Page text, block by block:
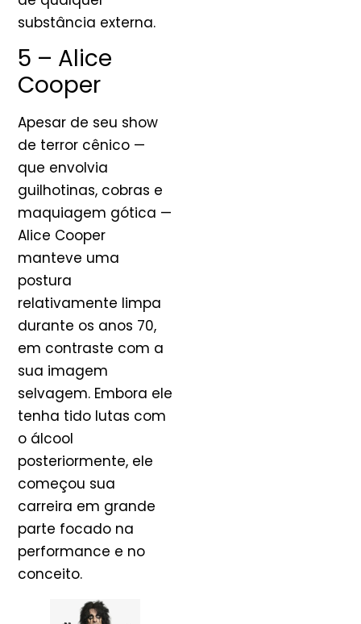
substância externa.
5 – Alice
Cooper
Apesar de seu show
de terror cênico —
que envolvia
guilhotinas, cobras e
maquiagem gótica —
Alice Cooper
manteve uma
postura
relativamente limpa
durante os anos 70,
em contraste com a
sua imagem
selvagem. Embora ele
tenha tido lutas com
o álcool
posteriormente, ele
começou sua
carreira em grande
parte focado na
performance e no
conceito.